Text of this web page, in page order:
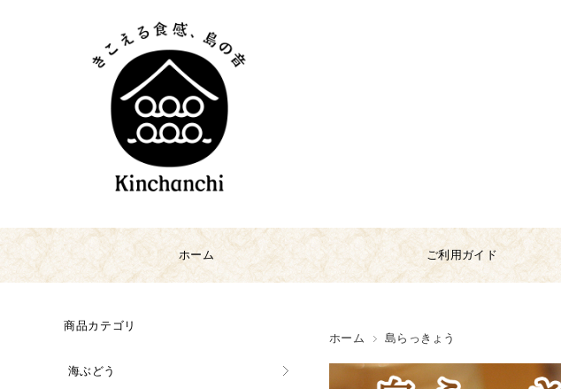
ホーム ご利用ガイド
ホーム 島らっきょう
商品カテゴリ
海ぶどう